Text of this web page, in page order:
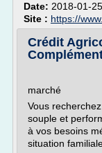
Date: 2018-01-
Site : https://
Crédit
marché
Vous
souple et
à vos besoins
situation